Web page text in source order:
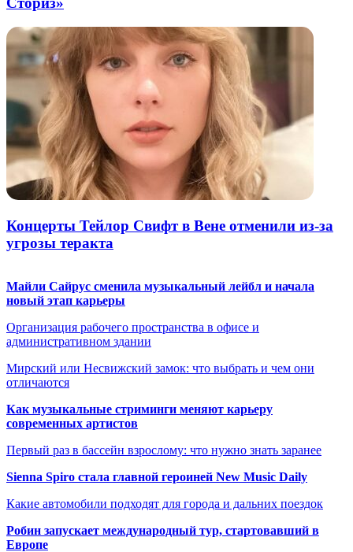
Концерты Тейлор Свифт в Вене отменили из-за
угрозы теракта
Майли Сайрус сменила музыкальный лейбл и начала
новый этап карьеры
Организация рабочего пространства в офисе и
административном здании
Мирский или Несвижский замок: что выбрать и чем они
отличаются
Как музыкальные стриминги меняют карьеру
современных артистов
Первый раз в бассейн взрослому: что нужно знать заранее
Sienna Spiro стала главной героиней New Music Daily
Какие автомобили подходят для города и дальних поездок
Робин запускает международный тур, стартовавший в
Европе